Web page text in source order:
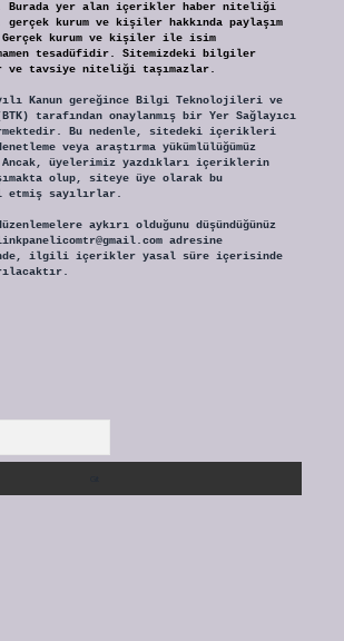
Burada yer alan içerikler haber niteliği
gerçek kurum ve kişiler hakkında paylaşım
Gerçek kurum ve kişiler ile isim
tesadüfidir. Sitemizdeki bilgiler
ve tavsiye niteliği taşımazlar.
Kanun gereğince Bilgi Teknolojileri ve
tarafından onaylanmış bir Yer Sağlayıcı
Bu nedenle, sitedeki içerikleri
veya araştırma yükümlülüğümüz
Ancak, üyelerimiz yazdıkları içeriklerin
olup, siteye üye olarak bu
etmiş sayılırlar.
aykırı olduğunu düşündüğünüz
adresine
ilgili içerikler yasal süre içerisinde